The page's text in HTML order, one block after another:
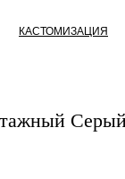
КАСТОМИЗАЦИЯ